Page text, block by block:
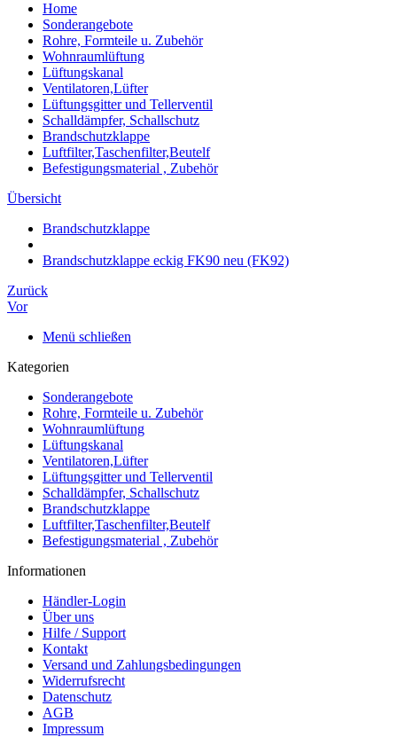
Home
Sonderangebote
Rohre, Formteile u. Zubehör
Wohnraumlüftung
Lüftungskanal
Ventilatoren,Lüfter
Lüftungsgitter und Tellerventil
Schalldämpfer, Schallschutz
Brandschutzklappe
Luftfilter,Taschenfilter,Beutelf
Befestigungsmaterial , Zubehör
Übersicht
Brandschutzklappe
Brandschutzklappe eckig FK90 neu (FK92)
Zurück
Vor
Menü schließen
Kategorien
Sonderangebote
Rohre, Formteile u. Zubehör
Wohnraumlüftung
Lüftungskanal
Ventilatoren,Lüfter
Lüftungsgitter und Tellerventil
Schalldämpfer, Schallschutz
Brandschutzklappe
Luftfilter,Taschenfilter,Beutelf
Befestigungsmaterial , Zubehör
Informationen
Händler-Login
Über uns
Hilfe / Support
Kontakt
Versand und Zahlungsbedingungen
Widerrufsrecht
Datenschutz
AGB
Impressum